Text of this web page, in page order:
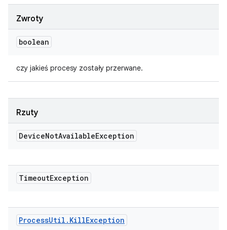
Zwroty
boolean
czy jakieś procesy zostały przerwane.
Rzuty
DeviceNotAvailableException
TimeoutException
ProcessUtil . KillException